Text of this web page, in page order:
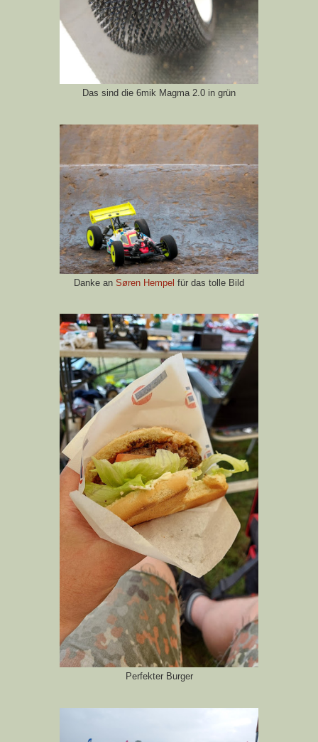
Das sind die 6mik Magma 2.0 in grün
Danke an Søren Hempel für das tolle Bild
Perfekter Burger